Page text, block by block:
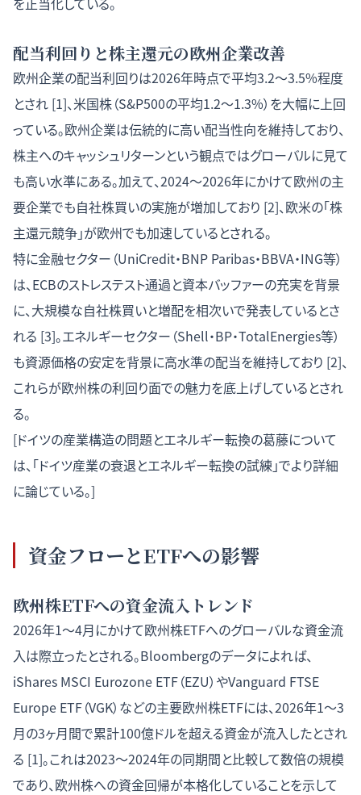
配当利回りと株主還元の欧州企業改善
欧州企業の配当利回りは2026年時点で平均3.2〜3.5%程度
とされ [1]、米国株（S&P500の平均1.2〜1.3%）を大幅に上回
っている。欧州企業は伝統的に高い配当性向を維持しており、
株主へのキャッシュリターンという観点ではグローバルに見て
も高い水準にある。加えて、2024〜2026年にかけて欧州の主
要企業でも自社株買いの実施が増加しており [2]、欧米の「株
主還元競争」が欧州でも加速しているとされる。
特に金融セクター（UniCredit・BNP Paribas・BBVA・ING等）
は、ECBのストレステスト通過と資本バッファーの充実を背景
に、大規模な自社株買いと増配を相次いで発表しているとさ
れる [3]。エネルギーセクター（Shell・BP・TotalEnergies等）
も資源価格の安定を背景に高水準の配当を維持しており [2]、
これらが欧州株の利回り面での魅力を底上げしているとされ
る。
[ドイツの産業構造の問題とエネルギー転換の葛藤について
は、「ドイツ産業の衰退とエネルギー転換の試練」でより詳細
に論じている。]
資金フローとETFへの影響
欧州株ETFへの資金流入トレンド
2026年1〜4月にかけて欧州株ETFへのグローバルな資金流
入は際立ったとされる。Bloombergのデータによれば、
iShares MSCI Eurozone ETF（EZU）やVanguard FTSE
Europe ETF（VGK）などの主要欧州株ETFには、2026年1〜3
月の3ヶ月間で累計100億ドルを超える資金が流入したとされ
る [1]。これは2023〜2024年の同期間と比較して数倍の規模
であり、欧州株への資金回帰が本格化していることを示して